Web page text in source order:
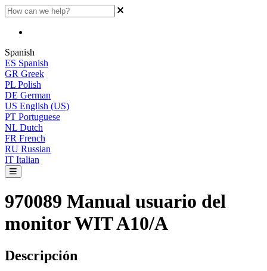
Spanish
ES Spanish
GR Greek
PL Polish
DE German
US English (US)
PT Portuguese
NL Dutch
FR French
RU Russian
IT Italian
970089 Manual usuario del
monitor WIT A10/A
Descripción